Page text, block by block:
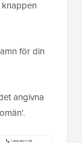
för din
angivna